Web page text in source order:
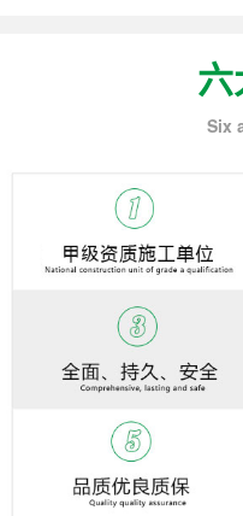
Six